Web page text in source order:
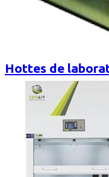
Hottes de